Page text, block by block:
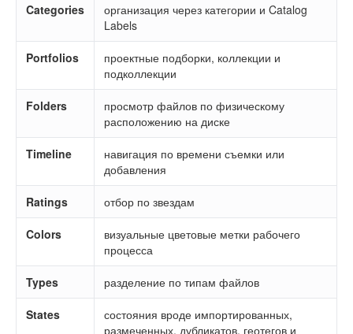
Categories
организация через категории и Catalog
Labels
Portfolios
проектные подборки, коллекции и
подколлекции
Folders
просмотр файлов по физическому
расположению на диске
Timeline
навигация по времени съемки или
добавления
Ratings отбор по звездам
Colors
визуальные цветовые метки рабочего
процесса
Types разделение по типам файлов
States
состояния вроде импортированных,
размеченных, дубликатов, геотегов и